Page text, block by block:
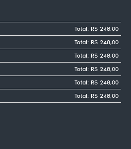
Total: R$ 248,00
Total: R$ 248,00
Total: R$ 248,00
Total: R$ 248,00
Total: R$ 248,00
Total: R$ 248,00